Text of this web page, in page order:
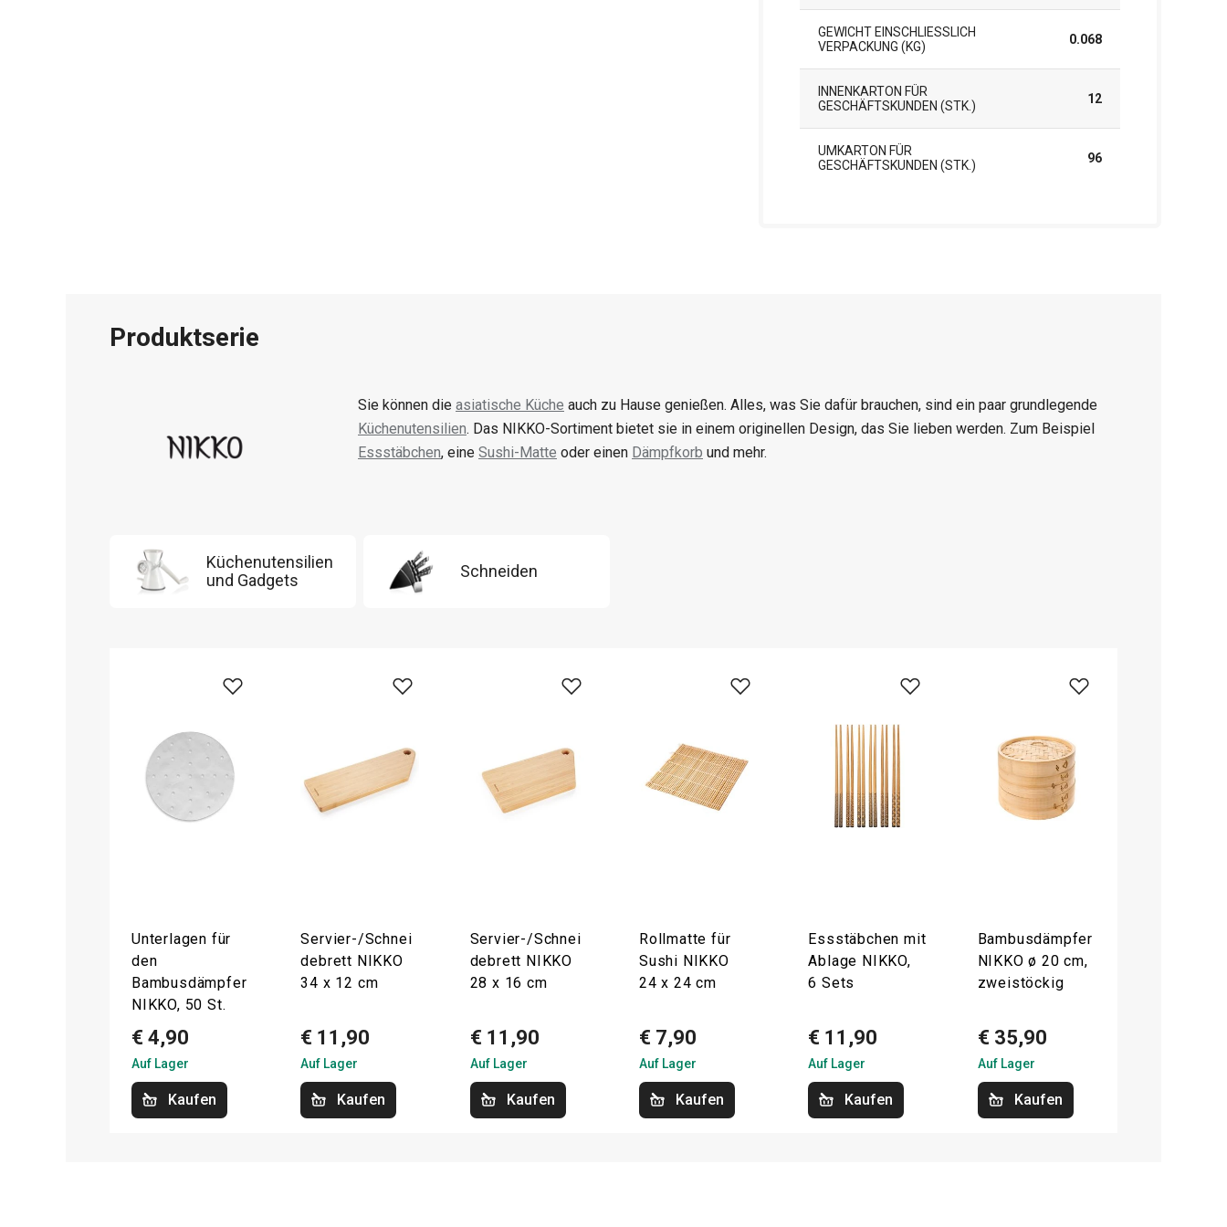
GEWICHT EINSCHLIESSLICH V
ERPACKUNG (KG)
0.068
INNENKARTON FÜR
GESCHÄFTSKUNDEN (STK.)
12
UMKARTON FÜR
GESCHÄFTSKUNDEN (STK.)
96
Produktserie
Sie können die asiatische Küche auch zu Hause genießen. Alles, was Sie dafür brauchen, sind ein paar grundlegende
Küchenutensilien. Das NIKKO-Sortiment bietet sie in einem originellen Design, das Sie lieben werden. Zum Beispiel
Essstäbchen, eine Sushi-Matte oder einen Dämpfkorb und mehr.
Küchenutensilien
und Gadgets
Schneiden
Unterlagen für
den
Bambusdämpfer
NIKKO, 50 St.
€ 4,90
Auf Lager
Kaufen
Servier-/Schnei
debrett NIKKO
34 x 12 cm
€ 11,90
Auf Lager
Kaufen
Servier-/Schnei
debrett NIKKO
28 x 16 cm
€ 11,90
Auf Lager
Kaufen
Rollmatte für
Sushi NIKKO
24 x 24 cm
€ 7,90
Auf Lager
Kaufen
Essstäbchen mit
Ablage NIKKO,
6 Sets
€ 11,90
Auf Lager
Kaufen
Bambusdämpfer
NIKKO ø 20 cm,
zweistöckig
€ 35,90
Auf Lager
Kaufen